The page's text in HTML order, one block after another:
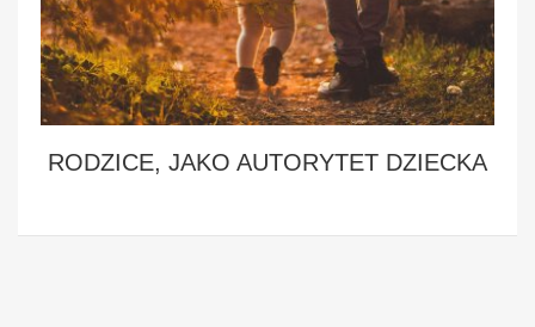
RODZICE, JAKO AUTORYTET DZIECKA